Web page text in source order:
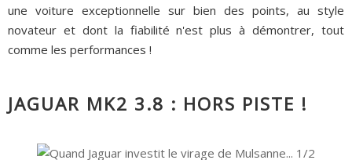
une voiture exceptionnelle sur bien des points, au style
novateur et dont la fiabilité n'est plus à démontrer, tout
comme les performances !
JAGUAR MK2 3.8 : HORS PISTE !